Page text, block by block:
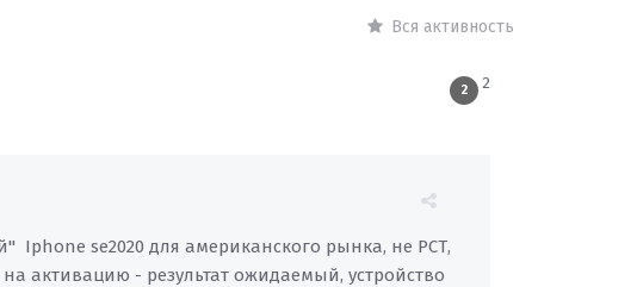
Вся активность
2
2
se2020 для американского рынка, не РСТ,
активацию - результат ожидаемый, устройство